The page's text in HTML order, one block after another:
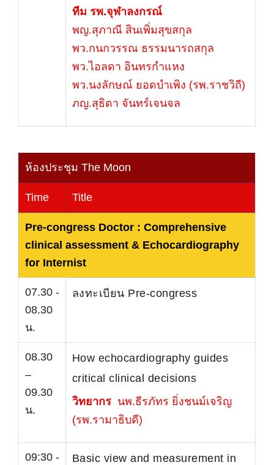
ทีม รพ.จุฬาลงกรณ์
พญ.สุภาณี สินเพิ่มสุขสกุล
พว.กนกวรรณ ธรรมนารถสกุล
พว.ไอลดา อินทรกำแหง
พว.นงลักษณ์ ยอดบำเพิง (รพ.ราชวิถี)
ภญ.สุธิดา จันทร์เจนจล
ห้องประชุม The Moon
Time Title
Pre-congress Doctor : Comprehensive
clinical assessment & Echocardiography
for Internist
07.30 -
08.30
น.
ลงทะเบียน Pre-congress
08.30
–
09.30
น.
How echocardiography guides
critical clinical decisions
วิทยากร นพ.ธีรภัทร ยิ่งชนม์เจริญ
(รพ.รามาธิบดี)
09:30 -
Basic view and measurement in